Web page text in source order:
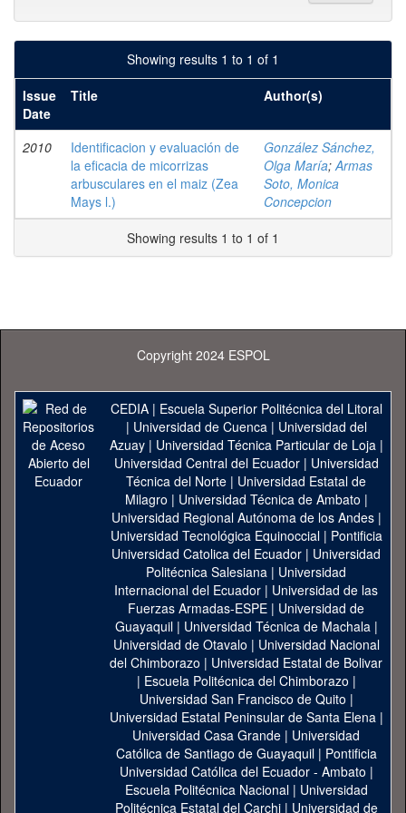
Showing results 1 to 1 of 1
Issue
Date
Title Author(s)
2010
Identificacion y evaluación de
la eficacia de micorrizas
arbusculares en el maiz (Zea
Mays l.)
González Sánchez,
Olga María;Armas
Soto, Monica
Concepcion
Showing results 1 to 1 of 1
Copyright 2024 ESPOL
CEDIA| Escuela Superior Politécnica del Litoral
| Universidad de Cuenca| Universidad del
Azuay| Universidad Técnica Particular de Loja|
Universidad Central del Ecuador| Universidad
Técnica del Norte | Universidad Estatal de
Milagro | Universidad Técnica de Ambato |
Universidad Regional Autónoma de los Andes|
Universidad Tecnológica Equinoccial| Pontificia
Universidad Catolica del Ecuador | Universidad
Politécnica Salesiana | Universidad
Internacional del Ecuador | Universidad de las
Fuerzas Armadas-ESPE | Universidad de
Guayaquil| Universidad Técnica de Machala|
Universidad de Otavalo | Universidad Nacional
del Chimborazo | Universidad Estatal de Bolivar
| Escuela Politécnica del Chimborazo |
Universidad San Francisco de Quito |
Universidad Estatal Peninsular de Santa Elena|
Universidad Casa Grande | Universidad
Católica de Santiago de Guayaquil| Pontificia
Universidad Católica del Ecuador - Ambato |
Escuela Politécnica Nacional| Universidad
Politécnica Estatal del Carchi| Universidad de